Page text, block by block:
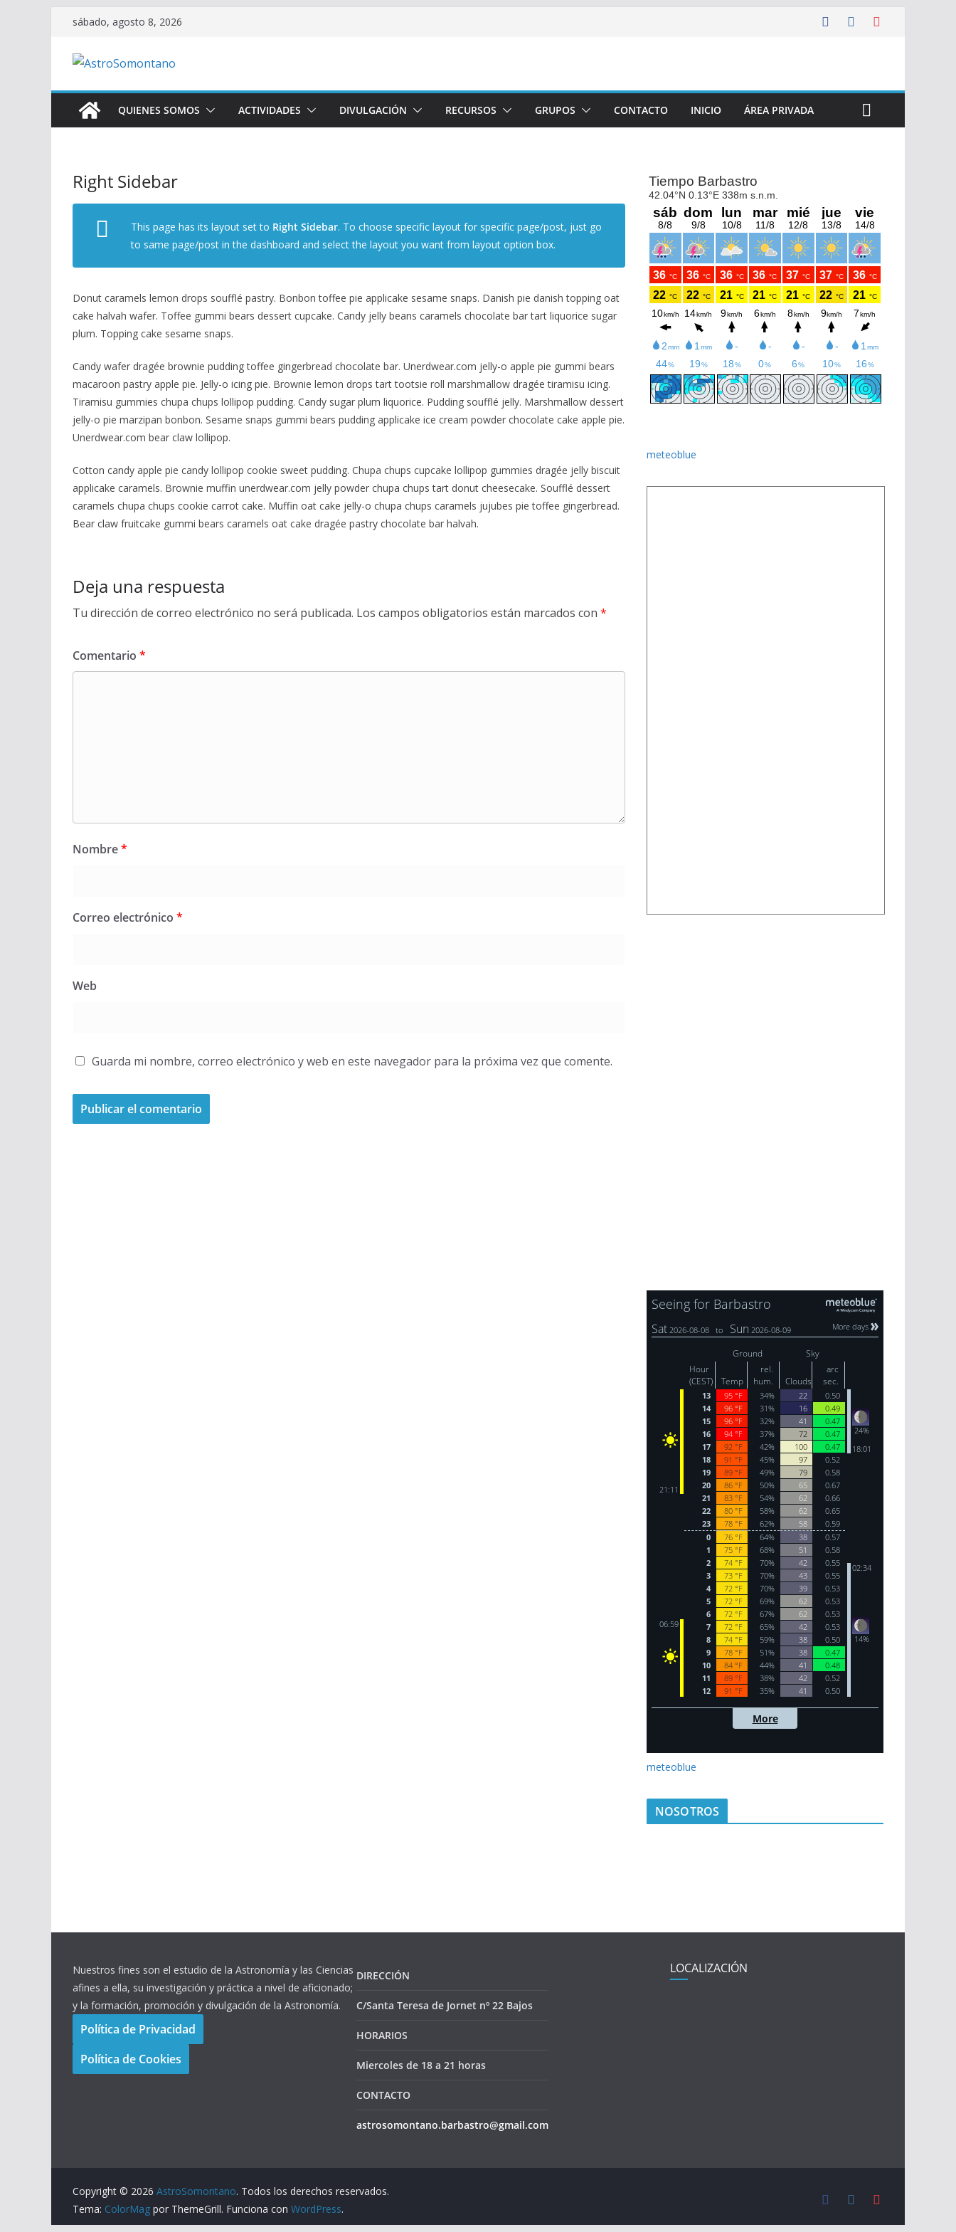
Saltar
contenido
sábado, agosto 8, 2026
QUIENES SOMOS ACTIVIDADES DIVULGACIÓN RECURSOS GRUPOS CONTACTO INICIO ÁREA PRIVADA
Right Sidebar
This page has its layout set to Right Sidebar. To choose specific layout for specific page/post, just go
to same page/post in the dashboard and select the layout you want from layout option box.
Donut caramels lemon drops soufflé pastry. Bonbon toffee pie applicake sesame snaps. Danish pie danish topping oat
cake halvah wafer. Toffee gummi bears dessert cupcake. Candy jelly beans caramels chocolate bar tart liquorice sugar
plum. Topping cake sesame snaps.
Candy wafer dragée brownie pudding toffee gingerbread chocolate bar. Unerdwear.com jelly-o apple pie gummi bears
macaroon pastry apple pie. Jelly-o icing pie. Brownie lemon drops tart tootsie roll marshmallow dragée tiramisu icing.
Tiramisu gummies chupa chups lollipop pudding. Candy sugar plum liquorice. Pudding soufflé jelly. Marshmallow dessert
jelly-o pie marzipan bonbon. Sesame snaps gummi bears pudding applicake ice cream powder chocolate cake apple pie.
Unerdwear.com bear claw lollipop.
Cotton candy apple pie candy lollipop cookie sweet pudding. Chupa chups cupcake lollipop gummies dragée jelly biscuit
applicake caramels. Brownie muffin unerdwear.com jelly powder chupa chups tart donut cheesecake. Soufflé dessert
caramels chupa chups cookie carrot cake. Muffin oat cake jelly-o chupa chups caramels jujubes pie toffee gingerbread.
Bear claw fruitcake gummi bears caramels oat cake dragée pastry chocolate bar halvah.
Deja una respuesta
Tu dirección de correo electrónico no será publicada. Los campos obligatorios están marcados con *
Comentario *
Nombre*
Correo electrónico *
Web
Guarda mi nombre, correo electrónico y web en este navegador para la próxima vez que comente.
meteoblue
meteoblue
NOSOTROS
Nuestros fines son el estudio de la Astronomía y las Ciencias
afines a ella, su investigación y práctica a nivel de aficionado;
y la formación, promoción y divulgación de la Astronomía.
Política de Privacidad
Política de Cookies
DIRECCIÓN
C/Santa Teresa de Jornet nº 22 Bajos
HORARIOS
Miercoles de 18 a 21 horas
CONTACTO
astrosomontano.barbastro@gmail.com
LOCALIZACIÓN
Copyright © 2026 AstroSomontano. Todos los derechos reservados.
Tema: ColorMag por ThemeGrill. Funciona con WordPress.